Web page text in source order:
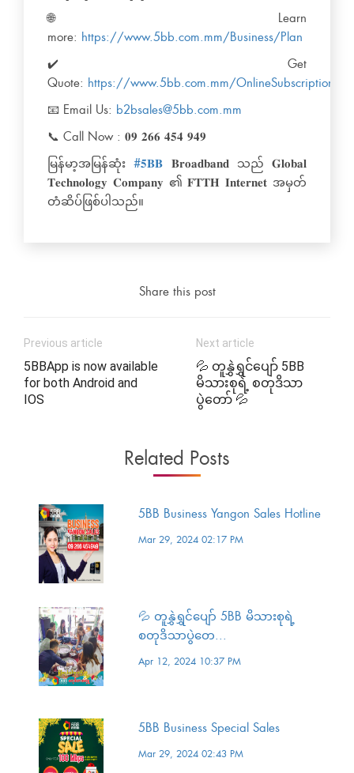
🌐 Learn
more: https://www.5bb.com.mm/Business/Plan
✔️ Get
Quote: https://www.5bb.com.mm/OnlineSubscription/
📧 Email Us: b2bsales@5bb.com.mm
📞 Call Now : 𝟎𝟗 𝟐𝟔𝟔 𝟒𝟓𝟒 𝟗𝟒𝟗
မြန်မာ့အမြန်ဆုံး#𝟓𝐁𝐁 𝐁𝐫𝐨𝐚𝐝𝐛𝐚𝐧𝐝 သည် 𝐆𝐥𝐨𝐛𝐚𝐥
𝐓𝐞𝐜𝐡𝐧𝐨𝐥𝐨𝐠𝐲 𝐂𝐨𝐦𝐩𝐚𝐧𝐲 ၏ 𝐅𝐓𝐓𝐇 𝐈𝐧𝐭𝐞𝐫𝐧𝐞𝐭 အမှတ်
တံဆိပ်ဖြစ်ပါသည်။
Share this post
Previous article
5BBApp is now available
for both Android and
IOS
Next article
💦 တူနွှဲရွှင်ပျော် 5BB
မိသားစုရဲ့ စတုဒိသာ
ပွဲတော် 💦
Related Posts
5BB Business Yangon Sales Hotline
Mar 29, 2024 02:17 PM
💦 တူနွှဲရွှင်ပျော် 5BB မိသားစုရဲ့
စတုဒိသာပွဲတေ...
Apr 12, 2024 10:37 PM
5BB Business Special Sales
Mar 29, 2024 02:43 PM